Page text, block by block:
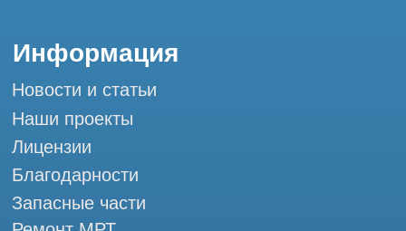
Мы в социальных сетях
Профессиональный сервис МРТ и КТ
Разработка сайта